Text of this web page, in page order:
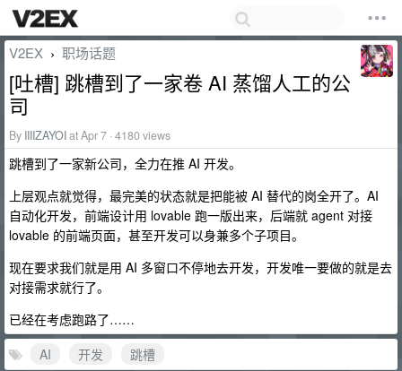
V2EX › 职场话题
[吐槽] 跳槽到了一家卷 AI 蒸馏人工的公
司
By IIIIZAYOIat Apr 7 · 4180 views
跳槽到了一家新公司，全力在推 AI 开发。
上层观点就觉得，最完美的状态就是把能被 AI 替代的岗全开了。AI
自动化开发，前端设计用 lovable 跑一版出来，后端就 agent 对接
lovable 的前端页面，甚至开发可以身兼多个子项目。
现在要求我们就是用 AI 多窗口不停地去开发，开发唯一要做的就是去
对接需求就行了。
已经在考虑跑路了……
AI
开发
跳槽